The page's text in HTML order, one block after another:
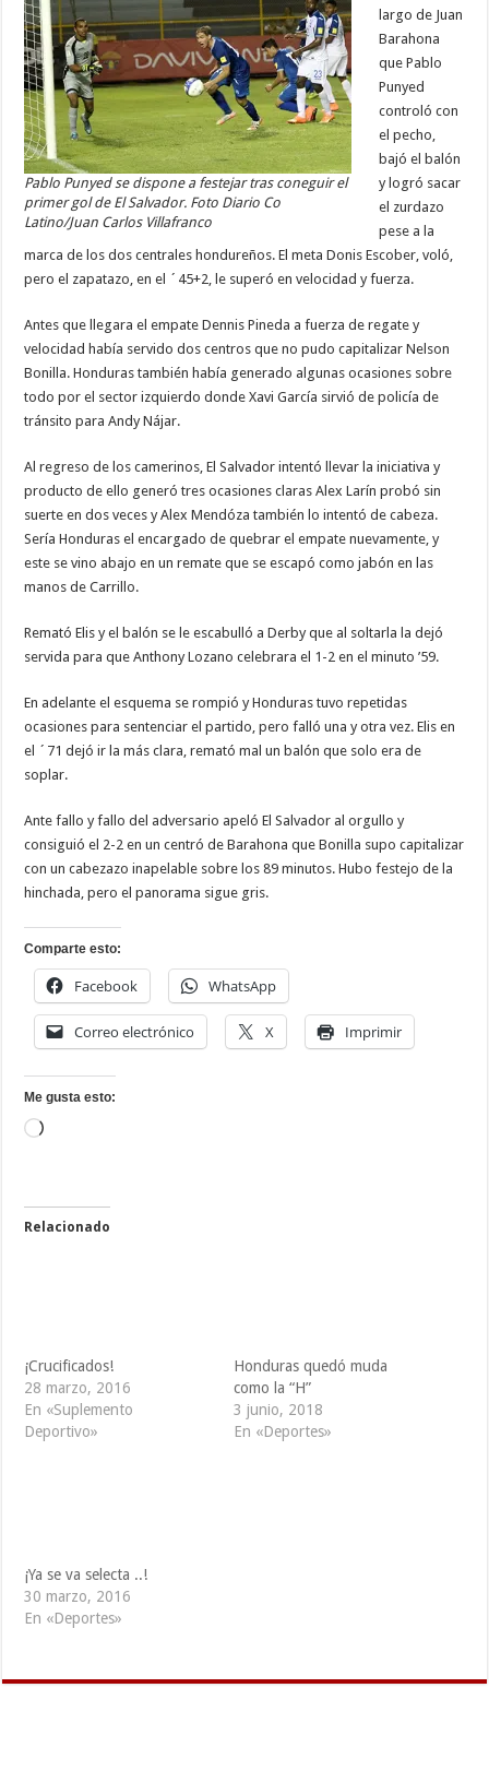
Pablo Punyed se dispone a festejar tras coneguir el
primer gol de El Salvador. Foto Diario Co
Latino/Juan Carlos Villafranco
largo de Juan
Barahona
que Pablo
Punyed
controló con
el pecho,
bajó el balón
y logró sacar
el zurdazo
pese a la
marca de los dos centrales hondureños. El meta Donis Escober, voló,
pero el zapatazo, en el ´45+2, le superó en velocidad y fuerza.
Antes que llegara el empate Dennis Pineda a fuerza de regate y
velocidad había servido dos centros que no pudo capitalizar Nelson
Bonilla. Honduras también había generado algunas ocasiones sobre
todo por el sector izquierdo donde Xavi García sirvió de policía de
tránsito para Andy Nájar.
Al regreso de los camerinos, El Salvador intentó llevar la iniciativa y
producto de ello generó tres ocasiones claras Alex Larín probó sin
suerte en dos veces y Alex Mendóza también lo intentó de cabeza.
Sería Honduras el encargado de quebrar el empate nuevamente, y
este se vino abajo en un remate que se escapó como jabón en las
manos de Carrillo.
Remató Elis y el balón se le escabulló a Derby que al soltarla la dejó
servida para que Anthony Lozano celebrara el 1-2 en el minuto ’59.
En adelante el esquema se rompió y Honduras tuvo repetidas
ocasiones para sentenciar el partido, pero falló una y otra vez. Elis en
el ´71 dejó ir la más clara, remató mal un balón que solo era de
soplar.
Ante fallo y fallo del adversario apeló El Salvador al orgullo y
consiguió el 2-2 en un centró de Barahona que Bonilla supo capitalizar
con un cabezazo inapelable sobre los 89 minutos. Hubo festejo de la
hinchada, pero el panorama sigue gris.
Comparte esto:
Facebook WhatsApp
Correo electrónico X Imprimir
Me gusta esto:
Cargando...
Relacionado
¡Crucificados!
28 marzo, 2016
En «Suplemento
Deportivo»
Honduras quedó muda
como la “H”
3 junio, 2018
En «Deportes»
¡Ya se va selecta ..!
30 marzo, 2016
En «Deportes»